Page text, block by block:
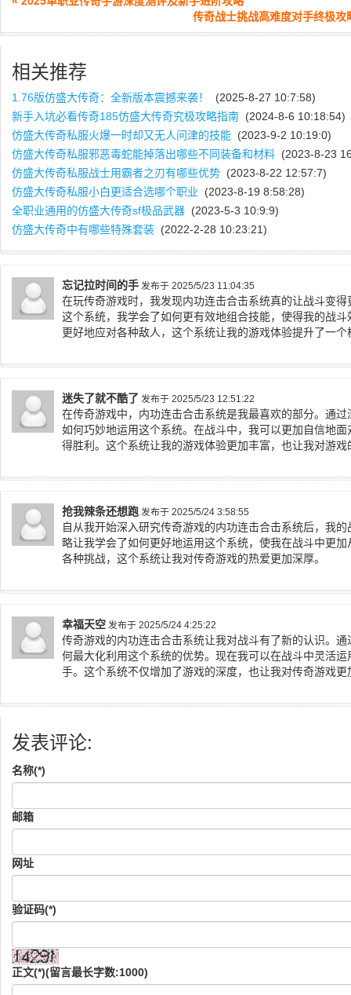
传奇战士挑战高难度对手终极
相关推荐
1.76版仿盛大传奇：全新版本震撼来袭！
(2025-8-27 10:7:58)
新手入坑必看传奇185仿盛大传奇究极攻略指南 (2024-8-6 10:18:54)
仿盛大传奇私服火爆一时却又无人问津的技能 (2023-9-2 10:19:0)
仿盛大传奇私服邪恶毒蛇能掉落出哪些不同装备和材料 (2023-8-23
仿盛大传奇私服战士用霸者之刃有哪些优势 (2023-8-22 12:57:7)
仿盛大传奇私服小白更适合选哪个职业 (2023-8-19 8:58:28)
全职业通用的仿盛大传奇sf极品武器 (2023-5-3 10:9:9)
仿盛大传奇中有哪些特殊套装 (2022-2-28 10:23:21)
忘记拉时间的手 发布于 2025/5/23 11:04:35
在玩传奇游戏时，我发现内功连击合击系统真的让战斗变
这个系统，我学会了如何更有效地组合技能，使得我的战
更好地应对各种敌人，这个系统让我的游戏体验提升了一个
迷失了就不酷了 发布于 2025/5/23 12:51:22
在传奇游戏中，内功连击合击系统是我最喜欢的部分。通
如何巧妙地运用这个系统。在战斗中，我可以更加自信地
得胜利。这个系统让我的游戏体验更加丰富，也让我对游戏
抢我辣条还想跑 发布于 2025/5/24 3:58:55
自从我开始深入研究传奇游戏的内功连击合击系统后，我
略让我学会了如何更好地运用这个系统，使我在战斗中更
各种挑战，这个系统让我对传奇游戏的热爱更加深厚。
幸福天空 发布于 2025/5/24 4:25:22
传奇游戏的内功连击合击系统让我对战斗有了新的认识。
何最大化利用这个系统的优势。现在我可以在战斗中灵活
手。这个系统不仅增加了游戏的深度，也让我对传奇游戏更
发表评论:
名称(*)
邮箱
网址
验证码(*)
正文(*)(留言最长字数:1000)